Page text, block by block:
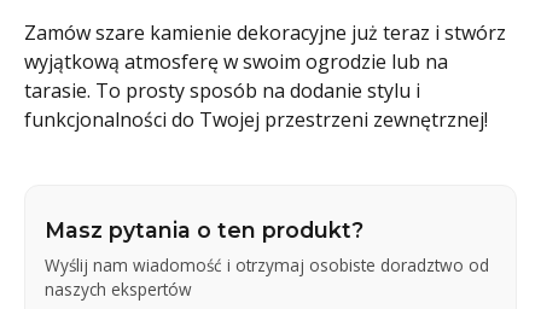
Zamów szare kamienie dekoracyjne już teraz i stwórz
wyjątkową atmosferę w swoim ogrodzie lub na
tarasie. To prosty sposób na dodanie stylu i
funkcjonalności do Twojej przestrzeni zewnętrznej!
Masz pytania o ten produkt?
Wyślij nam wiadomość i otrzymaj osobiste doradztwo od
naszych ekspertów